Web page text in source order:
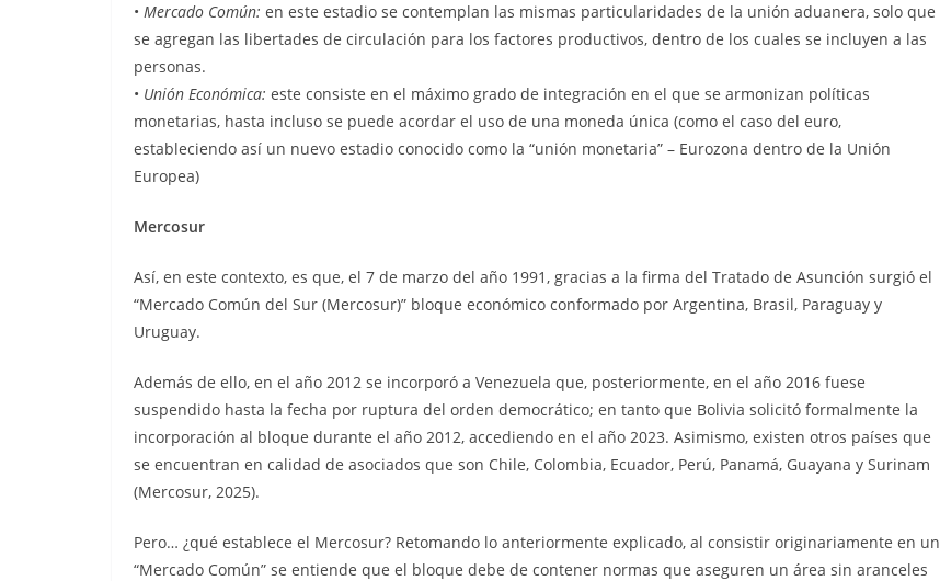
• Mercado Común: en este estadio se contemplan las mismas particularidades de la unión aduanera, solo que
se agregan las libertades de circulación para los factores productivos, dentro de los cuales se incluyen a las
personas.
• Unión Económica: este consiste en el máximo grado de integración en el que se armonizan políticas
monetarias, hasta incluso se puede acordar el uso de una moneda única (como el caso del euro,
estableciendo así un nuevo estadio conocido como la “unión monetaria” – Eurozona dentro de la Unión
Europea)
Mercosur
Así, en este contexto, es que, el 7 de marzo del año 1991, gracias a la firma del Tratado de Asunción surgió el
“Mercado Común del Sur (Mercosur)” bloque económico conformado por Argentina, Brasil, Paraguay y
Uruguay.
Además de ello, en el año 2012 se incorporó a Venezuela que, posteriormente, en el año 2016 fuese
suspendido hasta la fecha por ruptura del orden democrático; en tanto que Bolivia solicitó formalmente la
incorporación al bloque durante el año 2012, accediendo en el año 2023. Asimismo, existen otros países que
se encuentran en calidad de asociados que son Chile, Colombia, Ecuador, Perú, Panamá, Guayana y Surinam
(Mercosur, 2025).
Pero… ¿qué establece el Mercosur? Retomando lo anteriormente explicado, al consistir originariamente en un
“Mercado Común” se entiende que el bloque debe de contener normas que aseguren un área sin aranceles